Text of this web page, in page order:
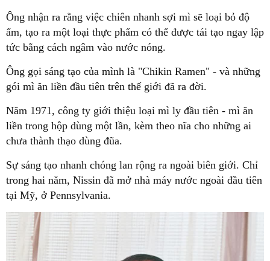
Ông nhận ra rằng việc chiên nhanh sợi mì sẽ loại bỏ độ
ẩm, tạo ra một loại thực phẩm có thể được tái tạo ngay lập
tức bằng cách ngâm vào nước nóng.
Ông gọi sáng tạo của mình là "Chikin Ramen" - và những
gói mì ăn liền đầu tiên trên thế giới đã ra đời.
Năm 1971, công ty giới thiệu loại mì ly đầu tiên - mì ăn
liền trong hộp dùng một lần, kèm theo nĩa cho những ai
chưa thành thạo dùng đũa.
Sự sáng tạo nhanh chóng lan rộng ra ngoài biên giới. Chỉ
trong hai năm, Nissin đã mở nhà máy nước ngoài đầu tiên
tại Mỹ, ở Pennsylvania.